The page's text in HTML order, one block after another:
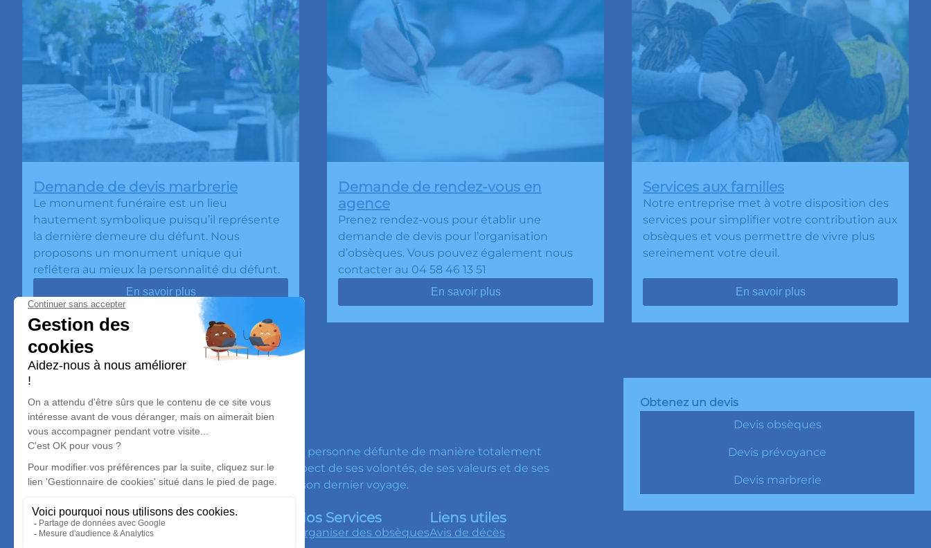
Demande de devis marbrerie
Le monument funéraire est un lieu
hautement symbolique puisqu’il représente
la dernière demeure du défunt. Nous
proposons un monument unique qui
reflétera au mieux la personnalité du défunt.
En savoir plus
Demande de rendez-vous en
agence
Prenez rendez-vous pour établir une
demande de devis pour l’organisation
d’obsèques. Vous pouvez également nous
contacter au 04 58 46 13 51
En savoir plus
Services aux familles
Notre entreprise met à votre disposition des
services pour simplifier votre contribution aux
obsèques et vous permettre de vivre plus
sereinement votre deuil.
En savoir plus
Dazy Funéraire
Nos équipes vous aident à honorer la mémoire de la personne défunte de manière totalement
personnalisée, à perpétuer son souvenir dans le respect de ses volontés, de ses valeurs et de ses
convictions, pour l’accompagner avec dignité dans son dernier voyage.
Obtenez un devis
Devis obsèques
Devis prévoyance
Devis marbrerie
Nos Services
Organiser des obsèques
Liens utiles
Avis de décès